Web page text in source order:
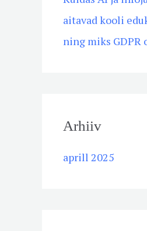
aitavad kooli
ning miks GDPR
Arhiiv
aprill 2025